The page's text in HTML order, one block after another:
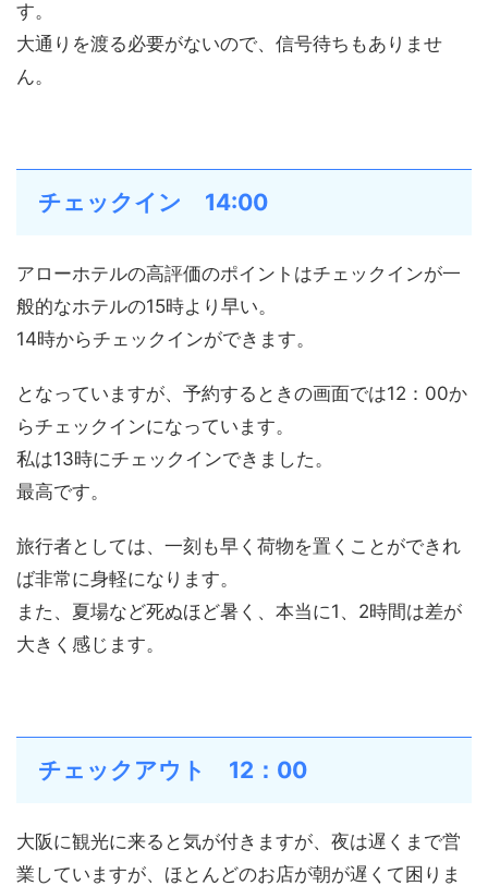
す。
大通りを渡る必要がないので、信号待ちもありませ
ん。
チェックイン 14:00
アローホテルの高評価のポイントはチェックインが一
般的なホテルの15時より早い。
14時からチェックインができます。
となっていますが、予約するときの画面では12：00か
らチェックインになっています。
私は13時にチェックインできました。
最高です。
旅行者としては、一刻も早く荷物を置くことができれ
ば非常に身軽になります。
また、夏場など死ぬほど暑く、本当に1、2時間は差が
大きく感じます。
チェックアウト 12：00
大阪に観光に来ると気が付きますが、夜は遅くまで営
業していますが、ほとんどのお店が朝が遅くて困りま